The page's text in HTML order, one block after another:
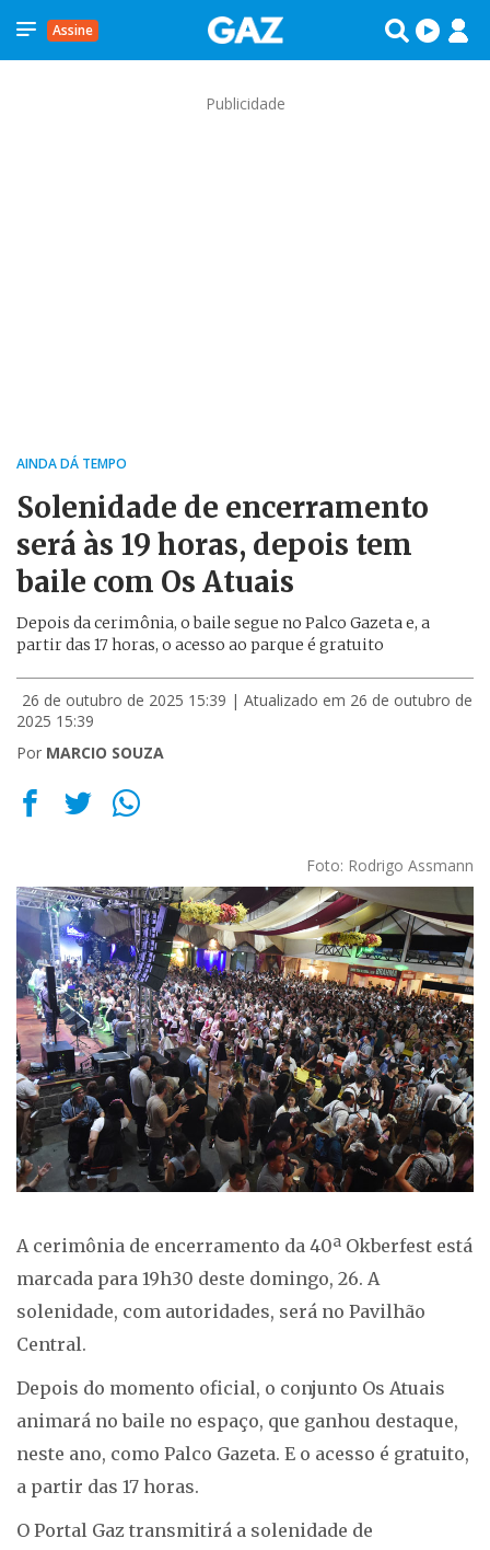
Assine
Publicidade
AINDA DÁ TEMPO
Solenidade de encerramento
será às 19 horas, depois tem
baile com Os Atuais
Depois da cerimônia, o baile segue no Palco Gazeta e, a
partir das 17 horas, o acesso ao parque é gratuito
26 de outubro de 2025 15:39 | Atualizado em 26 de outubro de
2025 15:39
Por MARCIO SOUZA
Foto: Rodrigo Assmann
A cerimônia de encerramento da 40ª Okberfest está
marcada para 19h30 deste domingo, 26. A
solenidade, com autoridades, será no Pavilhão
Central.
Depois do momento oficial, o conjunto Os Atuais
animará no baile no espaço, que ganhou destaque,
neste ano, como Palco Gazeta. E o acesso é gratuito,
a partir das 17 horas.
O Portal Gaz transmitirá a solenidade de